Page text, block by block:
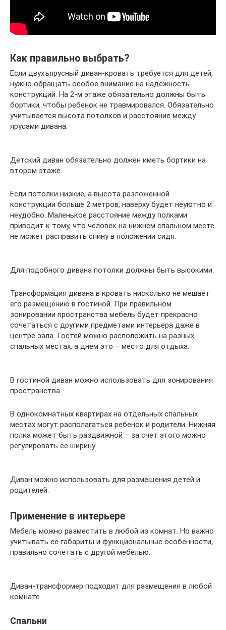
Как правильно выбрать?
Если двухъярусный диван-кровать требуется для детей,
нужно обращать особое внимание на надежность
конструкций. На 2-м этаже обязательно должны быть
бортики, чтобы ребенок не травмировался. Обязательно
учитывается высота потолков и расстояние между
ярусами дивана.
Детский диван обязательно должен иметь бортики на
втором этаже.
Если потолки низкие, а высота разложенной
конструкции больше 2 метров, наверху будет неуютно и
неудобно. Маленькое расстояние между полками
приводит к тому, что человек на нижнем спальном месте
не может расправить спину в положении сидя.
Для подобного дивана потолки должны быть высокими.
Трансформация дивана в кровать нисколько не мешает
его размещению в гостиной. При правильном
зонировании пространства мебель будет прекрасно
сочетаться с другими предметами интерьера даже в
центре зала. Гостей можно расположить на разных
спальных местах, а днем это – место для отдыха.
В гостиной диван можно использовать для зонирования
пространства.
В однокомнатных квартирах на отдельных спальных
местах могут располагаться ребенок и родители. Нижняя
полка может быть раздвижной – за счет этого можно
регулировать ее ширину.
Диван можно использовать для размещения детей и
родителей.
Применение в интерьере
Мебель можно разместить в любой из комнат. Но важно
учитывать ее габариты и функциональные особенности,
правильно сочетать с другой мебелью.
Диван-трансформер подходит для размещения в любой
комнате.
Спальни